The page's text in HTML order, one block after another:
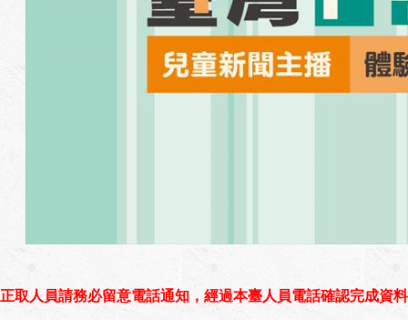
正取人員請務必留意電話通知，經過本臺人員電話確認完成資